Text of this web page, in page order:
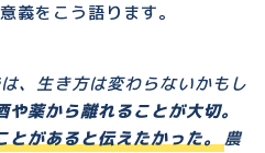
義をこう語ります。
、生き方は変わらないかもし
や薬から離れることが大切。
があると伝えたかった。
農